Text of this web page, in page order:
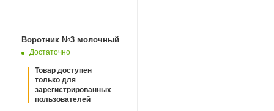
Воротник №3 молочный
Достаточно
Товар доступен
только для
зарегистрированных
пользователей